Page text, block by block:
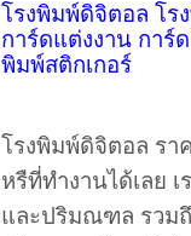
โรงพิมพ์ดิจิตอล โ
การ์ดแต่งงาน การ์
พิมพ์สติกเกอร์
โรงพิมพ์ดิจิตอล รา
หรืที่ทำงานได้เลย
และปริมณฑล รวม